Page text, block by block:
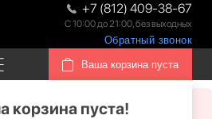
+7 (812) 409-38-67
С 10:00 до 21:00, без выходных
Обратный звонок
Ваша корзина пуста
корзина пуста!